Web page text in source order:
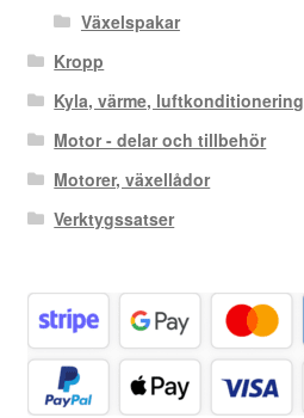
Växelspakar
Kropp
Kyla, värme, luftkonditionering
Motor - delar och tillbehör
Motorer, växellådor
Verktygssatser